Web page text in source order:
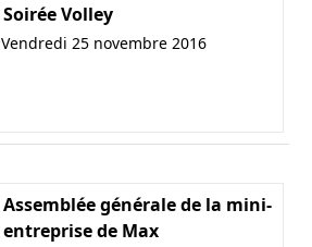
Soirée Volley
Vendredi 25 novembre 2016
Assemblée générale de la mini-
entreprise de Max